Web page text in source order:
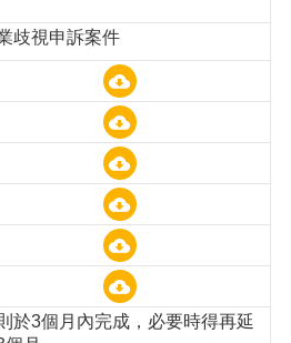
歧視申訴案件
於3個月內完成，必要時得再延